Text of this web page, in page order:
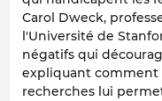
Carol Dweck,
l'Université de
négatifs qui
expliquant comment
recherches lui